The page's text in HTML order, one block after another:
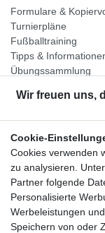
Formulare &
Turnierpläne
Fußballtraining
Tipps &
Übungssammlung
Unternehmen
Widerrufsrecht
Bestellung
AGB
Impressum
Cookie-
Cookies verwenden
zu analysieren.
Partner folgende
Personalisierte
Werbeleistungen
Speichern von oder